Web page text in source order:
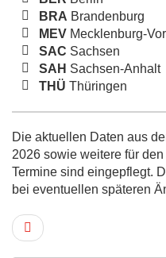
BRA Brandenburg
MEV Mecklenburg-
SAC Sachsen
SAH Sachsen-Anhalt
THÜ Thüringen
Die aktuellen Daten aus
2026 sowie weitere für
Termine sind eingepflegt.
bei eventuellen späteren